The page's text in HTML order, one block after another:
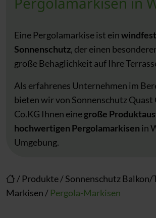
/ Produkte/Sonnenschutz Balkon/
Markisen / Pergola-Markisen
Eine Pergolamarkise ist ein
Sonnenschutz, der einen
große Behaglichkeit auf Ihre
Als erfahrenes Unternehmen im
bieten wir von Sonnenschutz Quast
Co.KG Ihnen einegroße
hochwertigen Pergolamarkisen in
Umgebung.